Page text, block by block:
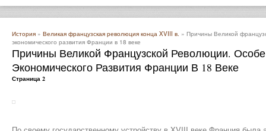
История » Великая французская революция конца XVIII в. » Причины Великой
экономического развития Франции в 18 веке
Причины Великой Французской Революции.
Экономического Развития Франции В 18 Веке
Страница 2